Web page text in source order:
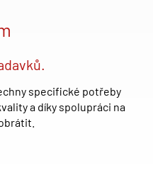
specifické potřeby
a díky spolupráci na